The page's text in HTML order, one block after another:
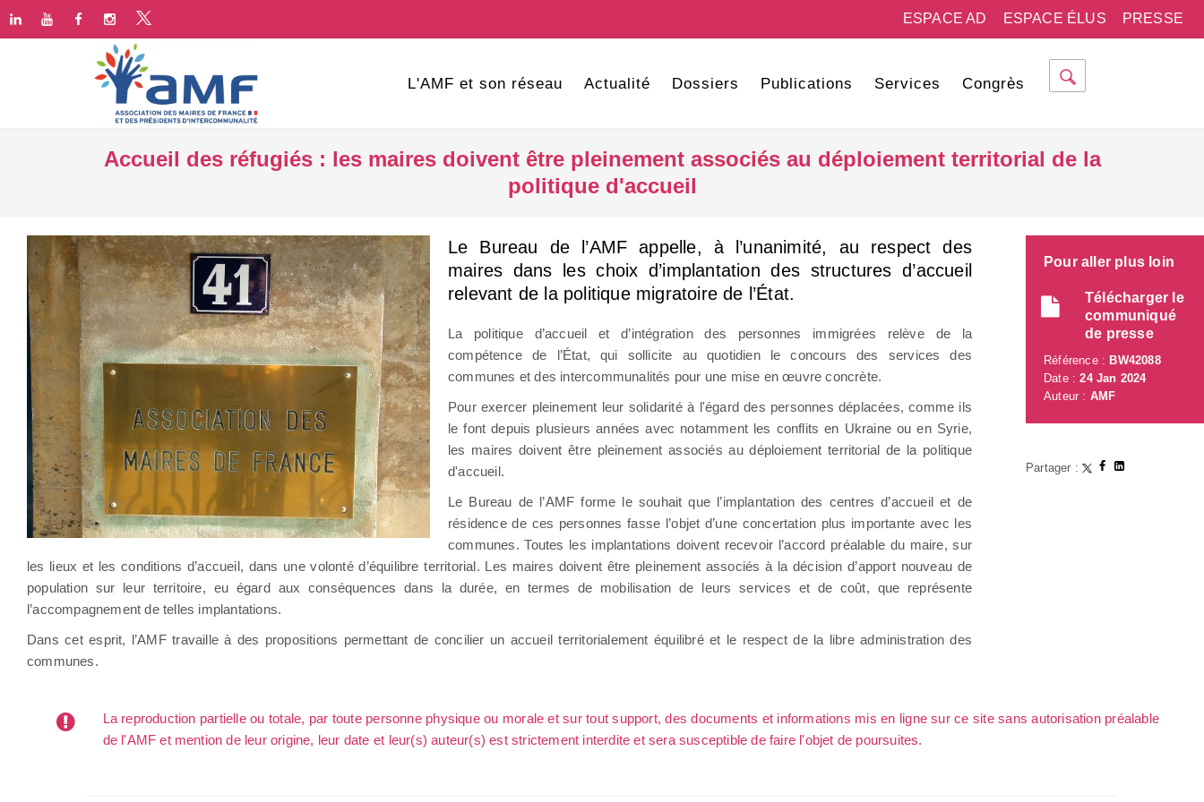
PRESSE
ESPACE ÉLUS
ESPACE AD
L'AMF et son réseau Actualité Dossiers Publications Services Congrès
Accueil des réfugiés : les maires doivent être pleinement associés au déploiement territorial de la
politique d'accueil
Le Bureau de l’AMF appelle, à l’unanimité, au respect des
maires dans les choix d’implantation des structures d’accueil
relevant de la politique migratoire de l’État.
La politique d’accueil et d’intégration des personnes immigrées relève de la
compétence de l’État, qui sollicite au quotidien le concours des services des
communes et des intercommunalités pour une mise en œuvre concrète.
Pour exercer pleinement leur solidarité à l'égard des personnes déplacées, comme ils
le font depuis plusieurs années avec notamment les conflits en Ukraine ou en Syrie,
les maires doivent être pleinement associés au déploiement territorial de la politique
d'accueil.
Le Bureau de l’AMF forme le souhait que l’implantation des centres d’accueil et de
résidence de ces personnes fasse l’objet d’une concertation plus importante avec les
communes. Toutes les implantations doivent recevoir l’accord préalable du maire, sur
les lieux et les conditions d’accueil, dans une volonté d’équilibre territorial. Les maires doivent être pleinement associés à la décision d’apport nouveau de
population sur leur territoire, eu égard aux conséquences dans la durée, en termes de mobilisation de leurs services et de coût, que représente
l’accompagnement de telles implantations.
Dans cet esprit, l’AMF travaille à des propositions permettant de concilier un accueil territorialement équilibré et le respect de la libre administration des
communes.
Pour aller plus loin
Télécharger le
communiqué
de presse
Référence : BW42088
Date :24 Jan 2024
Auteur : AMF
Partager :
La reproduction partielle ou totale, par toute personne physique ou morale et sur tout support, des documents et informations mis en ligne sur ce site sans autorisation préalable
de l'AMF et mention de leur origine, leur date et leur(s) auteur(s) est strictement interdite et sera susceptible de faire l'objet de poursuites.